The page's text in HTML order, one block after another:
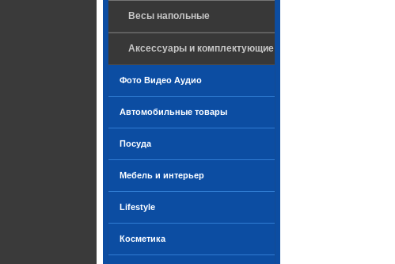
Весы напольные
Аксессуары и комплектующие
Фото Видео Аудио
Автомобильные товары
Посуда
Мебель и интерьер
Lifestyle
Косметика